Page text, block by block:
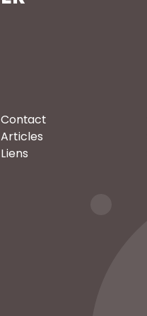
Contact
Articles
Liens